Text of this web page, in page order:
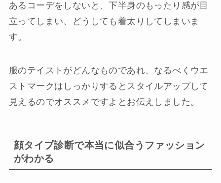
あるコーデをしないと、下半身のもったり感が目
立ってしまい、どうしても着太りしてしまいま
す。
服のテイストがどんなものであれ、なるべくウエ
ストマークはしっかりするとスタイルアップして
見えるのでオススメですよとお伝えしました。
顔タイプ診断で本当に似合うファッション
がわかる